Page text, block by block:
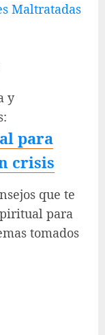
Maltratadas
y
para
crisis
que te
para
tomados